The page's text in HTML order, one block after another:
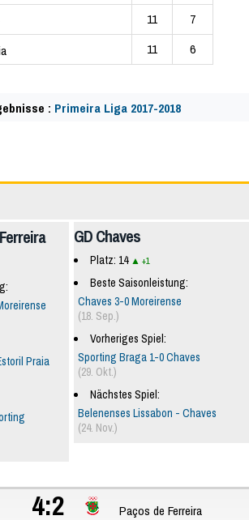
11
7
11 6
: Primeira Liga 2017-2018
GD Chaves
Platz: 14 +1
Beste Saisonleistung:
Chaves 3-0 Moreirense
(18. Sep.)
Vorheriges Spiel:
Sporting Braga 1-0 Chaves
(29. Okt.)
Nächstes Spiel:
Belenenses Lissabon - Chaves
(24. Nov.)
Praia
4:2 Paços de Ferreira